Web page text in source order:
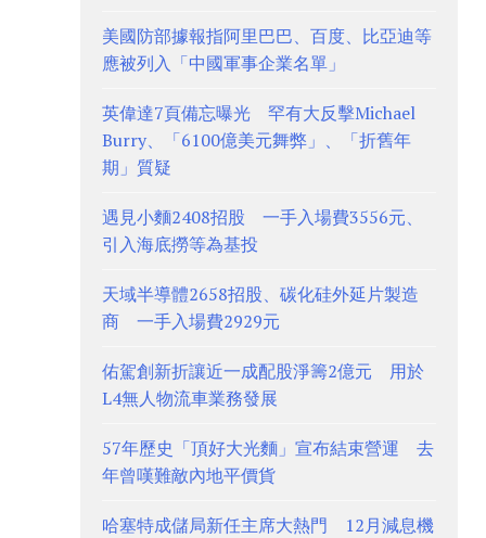
美國防部據報指阿里巴巴、百度、比亞迪等
應被列入「中國軍事企業名單」
英偉達7頁備忘曝光 罕有大反擊Michael
Burry、「6100億美元舞弊」、「折舊年
期」質疑
遇見小麵2408招股 一手入場費3556元、
引入海底撈等為基投
天域半導體2658招股、碳化硅外延片製造
商 一手入場費2929元
佑駕創新折讓近一成配股淨籌2億元 用於
L4無人物流車業務發展
57年歷史「頂好大光麵」宣布結束營運 去
年曾嘆難敵內地平價貨
哈塞特成儲局新任主席大熱門 12月減息機